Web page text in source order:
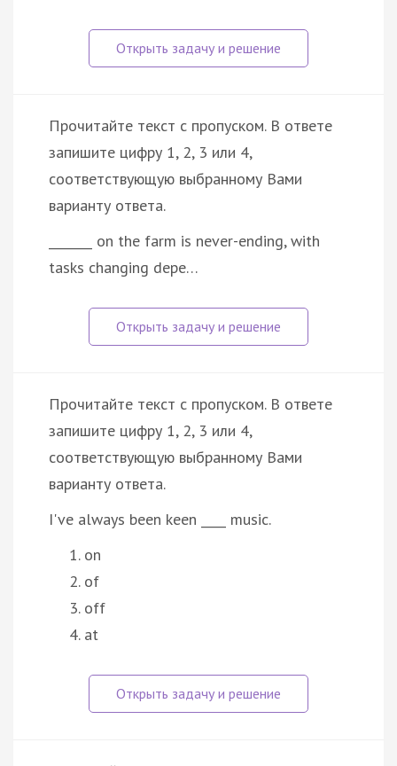
Прочитайте текст с пропуском. В ответе
запишите цифру 1, 2, 3 или 4,
соответствующую выбранному Вами
варианту ответа.
_______ on the farm is never-ending, with
tasks changing depe…
Прочитайте текст с пропуском. В ответе
запишите цифру 1, 2, 3 или 4,
соответствующую выбранному Вами
варианту ответа.
I've always been keen ____ music.
on
of
off
at